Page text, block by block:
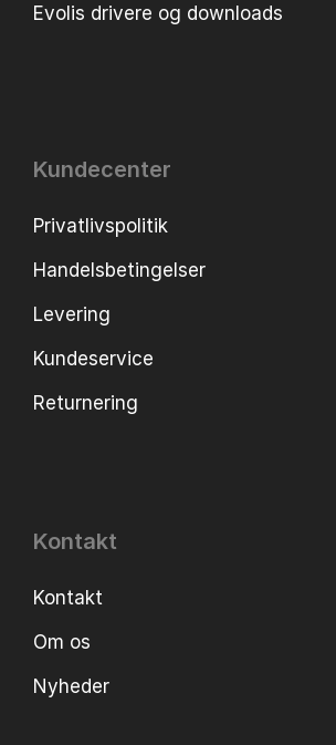
Evolis drivere og downloads
Kundecenter
Privatlivspolitik
Handelsbetingelser
Levering
Kundeservice
Returnering
Kontakt
Kontakt
Om os
Nyheder